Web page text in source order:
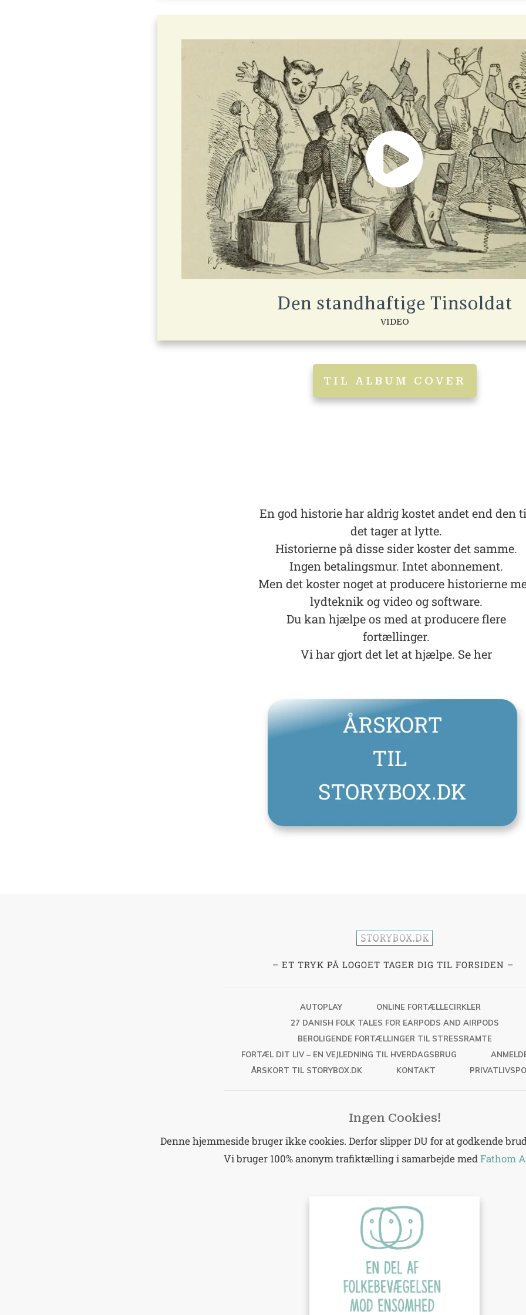
Den standhaftige Tinsoldat
VIDEO
TIL ALBUM COVER
En god historie har aldrig kostet andet end den
det tager at lytte.
Historierne på disse sider koster det samme.
Ingen betalingsmur. Intet abonnement.
Men det koster noget at producere historierne
lydteknik og video og software.
Du kan hjælpe os med at producere flere
fortællinger.
Vi har gjort det let at hjælpe. Se her
– ET TRYK PÅ LOGOET TAGER DIG TIL FORSIDEN –
AUTOPLAY
ONLINE FORTÆLLECIRKLER
27 DANISH FOLK TALES FOR EARPODS AND AIRPODS
BEROLIGENDE FORTÆLLINGER TIL STRESSRAMTE
FORTÆL DIT LIV – EN VEJLEDNING TIL HVERDAGSBRUG
ÅRSKORT TIL STORYBOX.DK
KONTAKT
Ingen Cookies!
Denne hjemmeside bruger ikke cookies. Derfor slipper DU for at godkende
Vi bruger 100% anonym trafiktælling i samarbejde medFathom